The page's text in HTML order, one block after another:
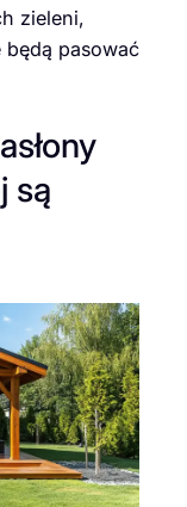
zieleni,
będą pasować
są